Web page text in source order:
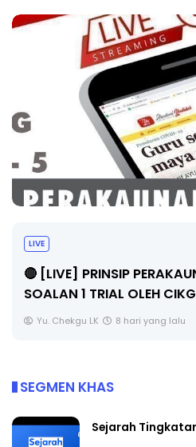
LIVE
🔴 [LIVE] PRINSIP
SOALAN 1 TRIAL OLEH
Yu. Chekgu LK 8 hari yang lalu
SEGMEN KHAS
Sejarah